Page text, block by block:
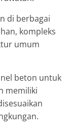
di berbagai
kompleks
umum
beton untuk
memiliki